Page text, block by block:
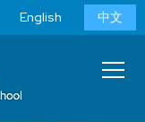
Language
switcher
English 中文